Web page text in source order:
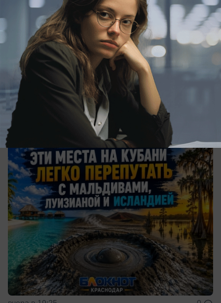
вчера в 20:07 0
Общество
Три страны в одном регионе: где на
Кубани найти Мальдивы, Исландию и
Луизиану
Три места на Кубани, после которых
загранпаспорт можно не доставать